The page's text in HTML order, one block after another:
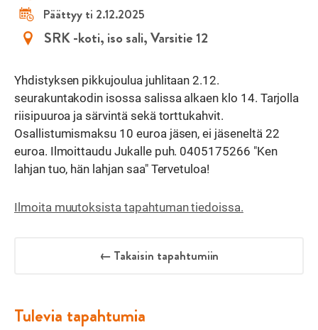
Päättyy ti 2.12.2025
SRK -koti, iso sali, Varsitie 12
Yhdistyksen pikkujoulua juhlitaan 2.12.
seurakuntakodin isossa salissa alkaen klo 14. Tarjolla
riisipuuroa ja särvintä sekä torttukahvit.
Osallistumismaksu 10 euroa jäsen, ei jäseneltä 22
euroa. Ilmoittaudu Jukalle puh. 0405175266 "Ken
lahjan tuo, hän lahjan saa" Tervetuloa!
Ilmoita muutoksista tapahtuman tiedoissa.
← Takaisin tapahtumiin
Tulevia tapahtumia